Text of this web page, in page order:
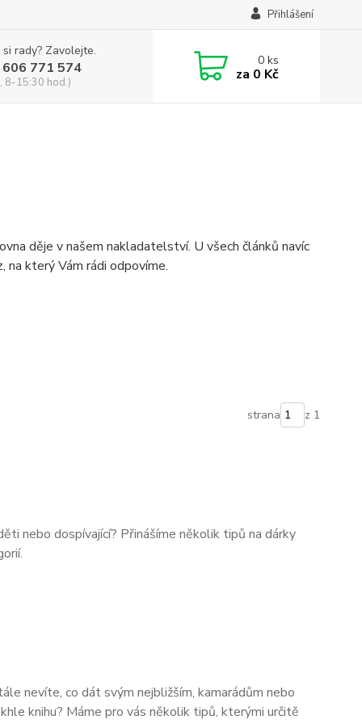
Přihlášení
rady? Zavolejte.
771 574
8-15:30 hod.)
0ks
za 0 Kč
děje v našem nakladatelství. U všech článků navíc
který Vám rádi odpovíme.
strana z 1
nebo dospívající? Přinášíme několik tipů na dárky
nevíte, co dát svým nejbližším, kamarádům nebo
knihu? Máme pro vás několik tipů, kterými určitě